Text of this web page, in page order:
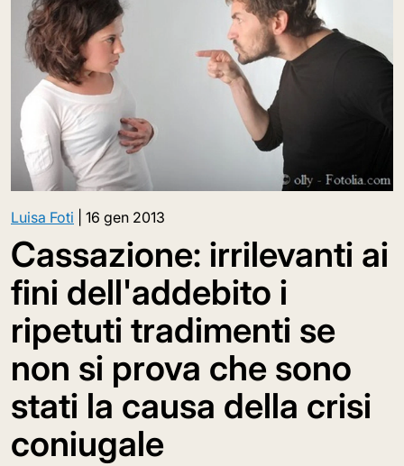
Luisa Foti 16 gen 2013
Cassazione: irrilevanti ai
fini dell'addebito i
ripetuti tradimenti se
non si prova che sono
stati la causa della crisi
coniugale